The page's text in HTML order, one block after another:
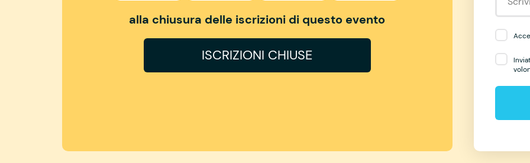
alla chiusura delle iscrizioni di questo evento
ISCRIZIONI CHIUSE